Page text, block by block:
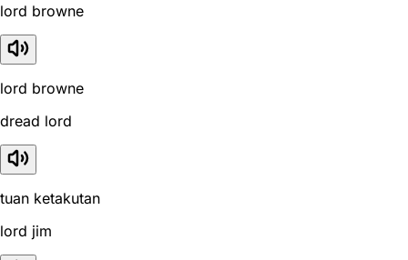
lord browne
lord browne
dread lord
tuan ketakutan
lord jim